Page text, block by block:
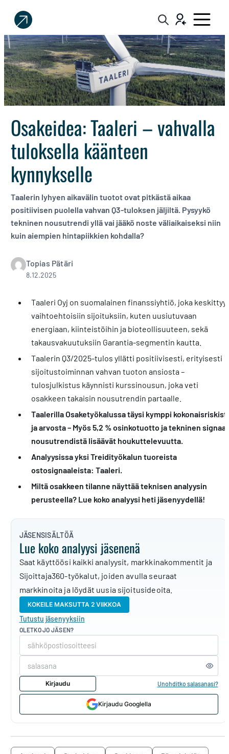
Sijoittaja.fi
Tee
parempia
sijoituspäätöksiä
Osakeidea: Taaleri – vahvalla
tuloksella käänteen
kynnykselle
Taalerin lyhyen aikavälin tuotot ovat pitkästä aikaa
positiivisen puolella vahvan Q3-tuloksen jäljiltä. Pysyykö
tekninen nousutrendi yllä vai jääkö noste väliaikaiseksi niin
kuin aiempien hintapiikkien kohdalla?
Topias Pätäri
8.12.2025
Taaleri Oyj on suomalainen finanssiyhtiö, joka keskittyy
vaihtoehtoisiin sijoituksiin, kuten uusiutuvaan
energiaan, kiinteistöihin ja bioteollisuuteen, sekä
takausvakuutuksiin Garantia-segmentin kautta.
Taalerin Q3/2025-tulos yllätti positiivisesti, erityisesti
sijoitustoiminnan vahvan tuoton ansiosta –
tulosjulkistus käynnisti kurssinousun, joka veti
osakkeen takaisin nousutrendin partaalle.
Taalerilla Osaketyökalussa täysi kymppi
ja arvosta – Myös 5,2 % osinkotuotto ja tekninen
nousutrendistä lisäävät houkuttelevuutta.
Analyysissa yksi Treidityökalun tuoreista
ostosignaaleista: Taaleri.
Miltä osakkeen tilanne näyttää teknisen analyysin
perusteella? Lue koko analyysi heti jäsenyydellä!
JÄSENSISÄLTÖÄ
Lue koko analyysi jäsenenä
Saat käyttöösi kaikki analyysit, markkinakommentit ja
Sijoittaja360-työkalut, joiden avulla seuraat
markkinoita ja löydät uusia sijoitusideoita.
KOKEILE MAKSUTTA 2 VIIKKOA
Tutustu jäsenyyksiin
OLETKO JO JÄSEN?
Kirjaudu Unohditko salasanasi?
Kirjaudu Googlella